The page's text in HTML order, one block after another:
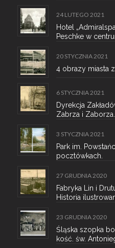
24 LUTEGO 2021
Hotel
Peschke w
20 STYCZNIA 2021
4 obrazy miasta
6 STYCZNIA 2021
Dyrekcja
Zabrza i Zaborza.
3 STYCZNIA 2021
Park im.
pocztówkach.
27 GRUDNIA 2020
Fabryka Lin i
Historia
23 GRUDNIA 2020
Śląska szopka
kość. św.